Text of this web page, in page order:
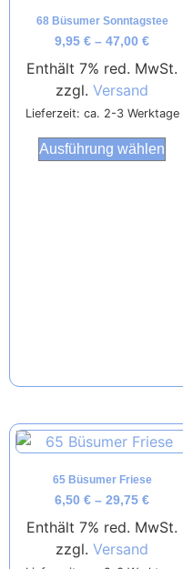
68 Büsumer Sonntagstee
9,95 € – 47,00 €
Enthält 7% red. MwSt.
zzgl. Versand
Lieferzeit: ca. 2-3 Werktage
Ausführung wählen
65 Büsumer Friese
6,50 € – 29,75 €
Enthält 7% red. MwSt.
zzgl. Versand